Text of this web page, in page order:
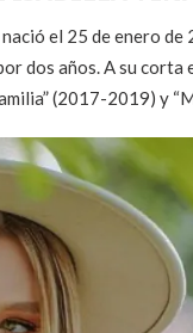
el 25 de enero
dos años. A su
(2017-2019) y